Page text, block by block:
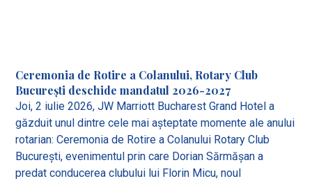
Ceremonia de Rotire a Colanului, Rotary Club
București deschide mandatul 2026-2027
Joi, 2 iulie 2026, JW Marriott Bucharest Grand Hotel a
găzduit unul dintre cele mai așteptate momente ale anului
rotarian: Ceremonia de Rotire a Colanului Rotary Club
București, evenimentul prin care Dorian Sărmășan a
predat conducerea clubului lui Florin Micu, noul